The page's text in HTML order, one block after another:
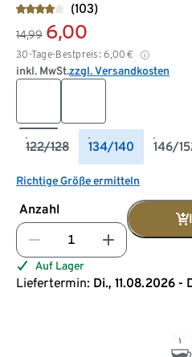
(103)
14,99 6,00
30-Tage-Bestpreis: 6,00 €
inkl. MwSt.zzgl. Versandkosten
122/128 134/140 146/
Richtige Größe ermitteln
Anzahl
Auf Lager
Liefertermin: Di., 11.08.2026 -